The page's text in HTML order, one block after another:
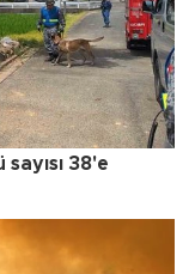
38'e